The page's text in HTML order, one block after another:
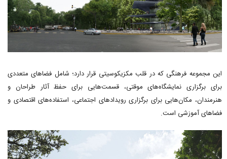
این مجموعه فرهنگی که در قلب مکزیکوسیتی قرار دارد؛ شامل فضاهای متعددی
برای برگزاری نمایشگاه‌های موقتی، قسمت‌هایی برای حفظ آثار طراحان و
هنرمندان، مکان‌هایی برای برگزاری رویدادهای اجتماعی، استفاده‌های اقتصادی و
فضاهای آموزشی است.